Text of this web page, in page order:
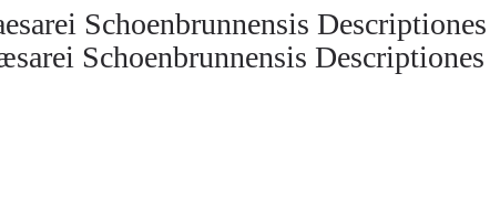
Schoenbrunnensis
Schoenbrunnensis